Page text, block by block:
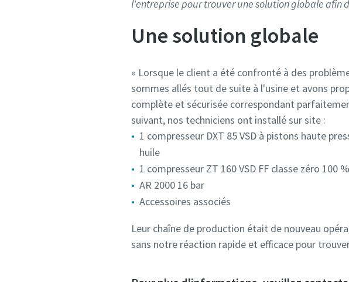
l'entreprise pour trouver une solution globale afin
Une solution globale
« Lorsque le client a été confronté à des
sommes allés tout de suite à l'usine et avons
complète et sécurisée correspondant
suivant, nos techniciens ont installé sur site :
1 compresseur DXT 85 VSD à pistons haute
huile
1 compresseur ZT 160 VSD FF classe zéro 100
AR 2000 16 bar
Accessoires associés
Leur chaîne de production était de nouveau
sans notre réaction rapide et efficace pour